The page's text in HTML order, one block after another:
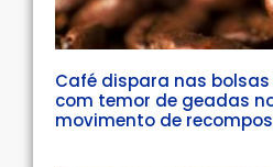
Café dispara nas
com temor de geadas
movimento de